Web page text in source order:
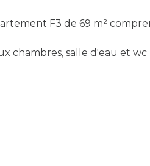
F3 de 69 m²
chambres, salle d'eau et wc